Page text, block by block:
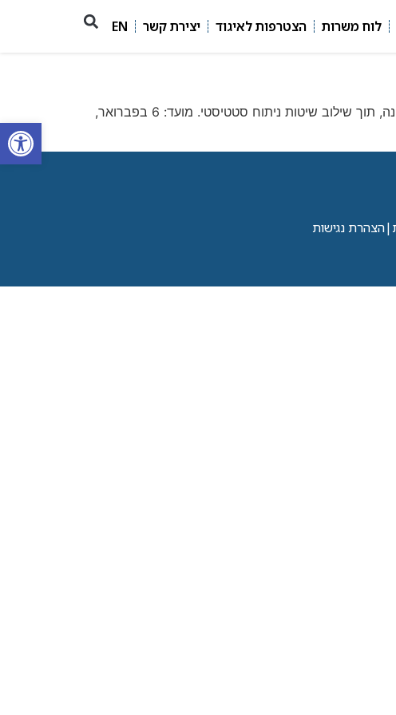
פתח
לוח משרות הצטרפות לאיגוד יצירת קשר EN
הכנס פונה לאנשי אקדמיה ותעשייה, במטרה לדון בסוגיות תאורטיות ומעשיות של תחומי מדע הנתונים ולמידת מכונה, תוך שילוב שיטות ניתוח סטטיסטי. מועד: 6 בפברואר,
|הצהרת נגישות